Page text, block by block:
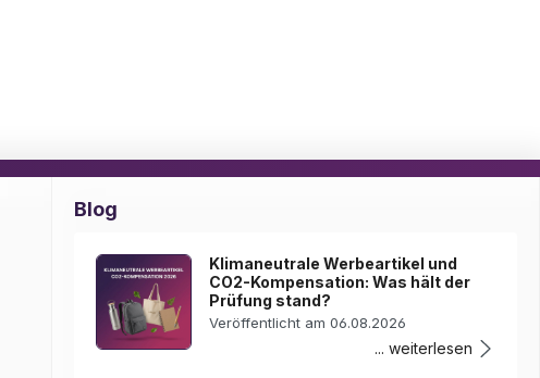
Blog
Klimaneutrale Werbeartikel und
CO2-Kompensation: Was hält der
Prüfung stand?
Veröffentlicht am 06.08.2026
... weiterlesen